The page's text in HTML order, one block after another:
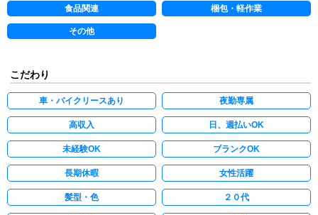
食品関連 梱包・軽作業
その他
こだわり
車・バイクリースあり 夜勤専属
高収入 日、週払いOK
未経験OK ブランクOK
長期休暇 女性活躍
髪型・色 ２０代